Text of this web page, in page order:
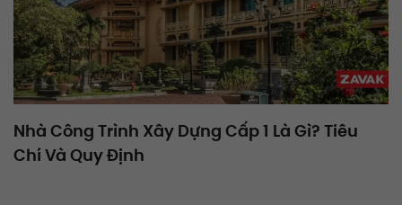
Nhà Công Trình Xây Dựng Cấp 1 Là Gì? Tiêu
Chí Và Quy Định